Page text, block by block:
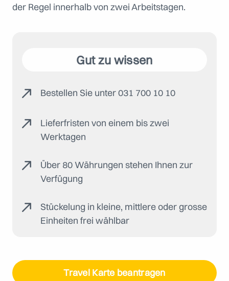
der Regel innerhalb von zwei Arbeitstagen.
Gut zu wissen
Bestellen Sie unter 031 700 10 10
Lieferfristen von einem bis zwei
Werktagen
Über 80 Währungen stehen Ihnen zur
Verfügung
Stückelung in kleine, mittlere oder grosse
Einheiten frei wählbar
Travel Karte beantragen